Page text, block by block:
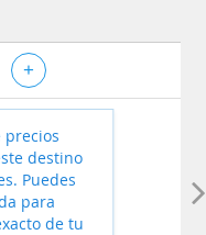
+
precios
destino
Puedes
para
de tu